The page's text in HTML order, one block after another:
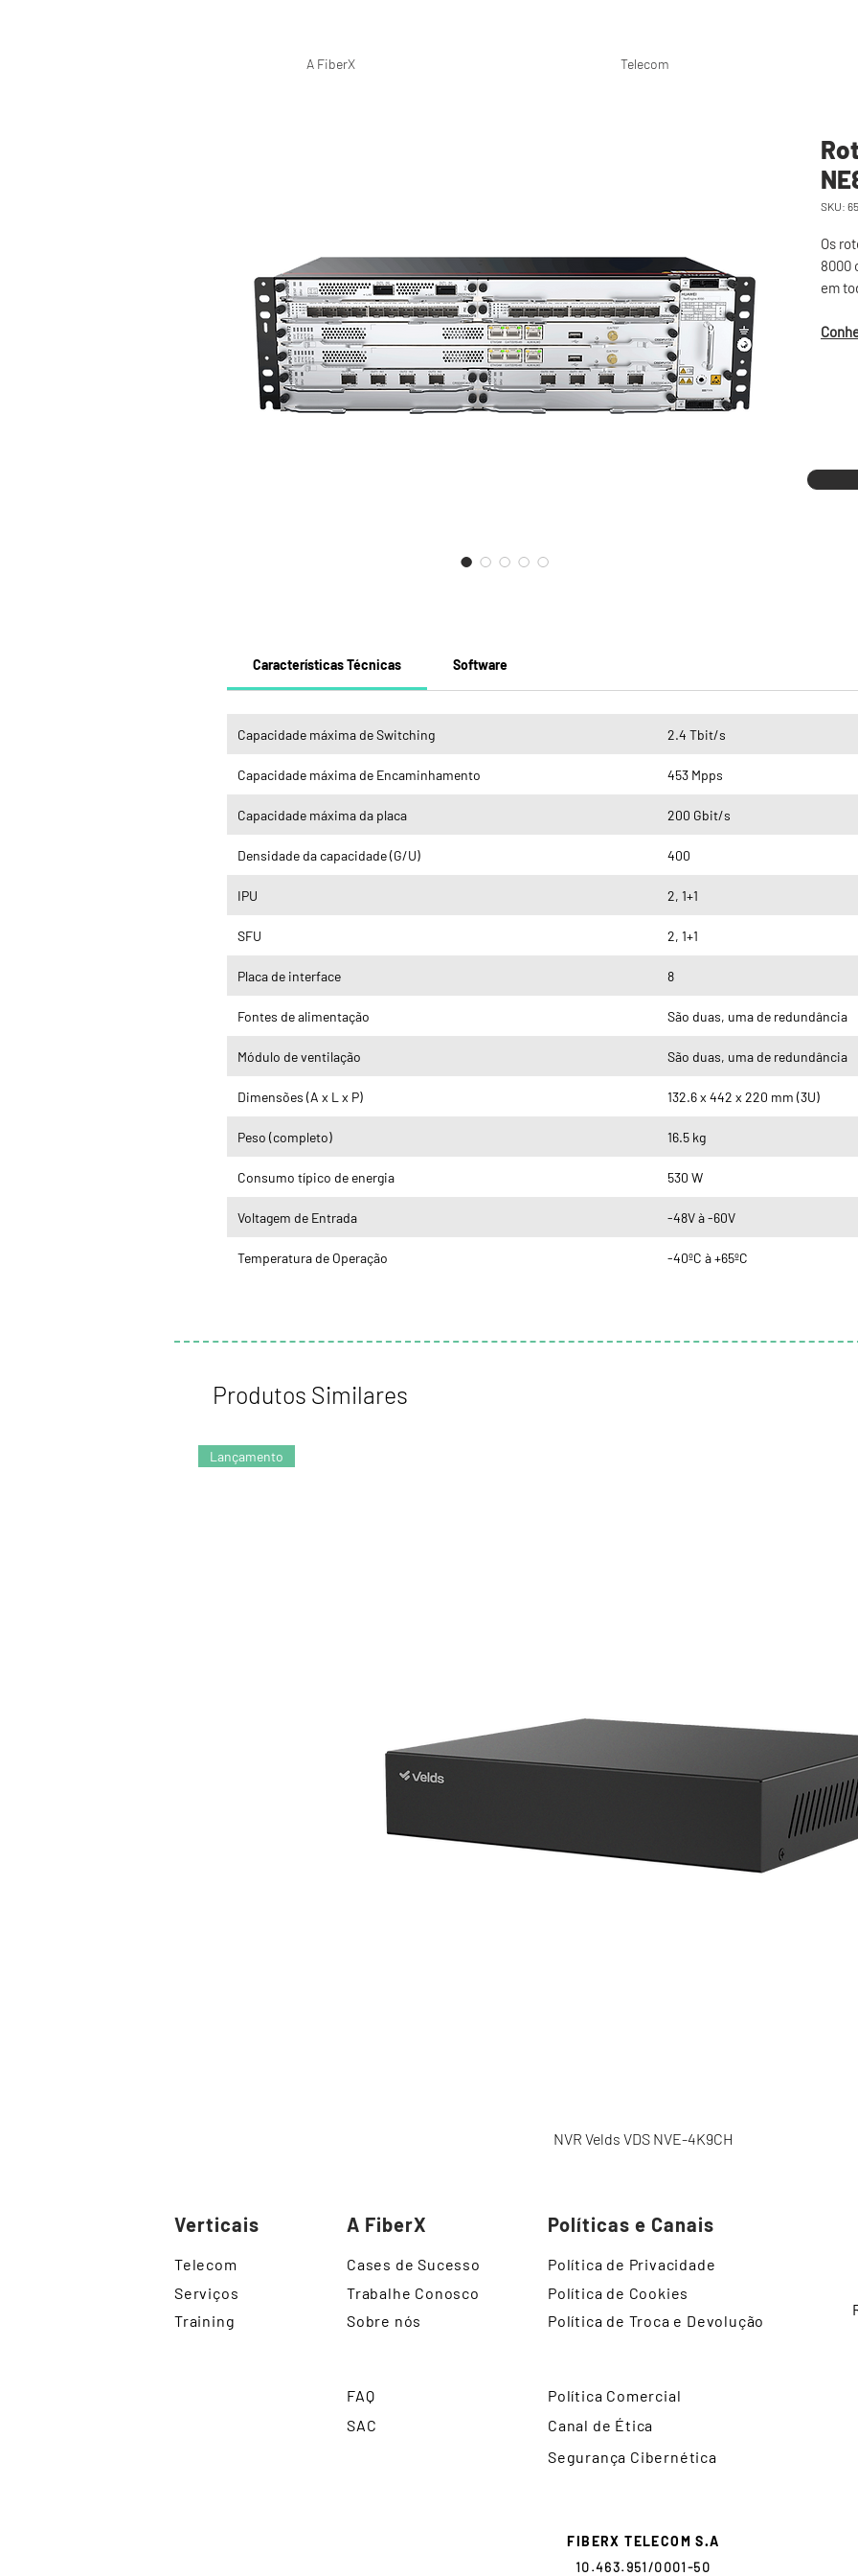
A FiberX Telecom
SKU:
Os
8000
em
Características Técnicas Software
Capacidade máxima de Switching 2.4 Tbit/s
Capacidade máxima de Encaminhamento 453 Mpps
Capacidade máxima da placa 200 Gbit/s
Densidade da capacidade (G/U) 400
IPU 2, 1+1
SFU 2, 1+1
Placa de interface 8
Fontes de alimentação São duas, uma de redundância
Módulo de ventilação São duas, uma de redundância
Dimensões (A x L x P) 132.6 x 442 x 220 mm (3U)
Peso (completo) 16.5 kg
Consumo típico de energia 530 W
Voltagem de Entrada -48V à -60V
Temperatura de Operação -40ºC à +65ºC
Produtos Similares
Lançamento
NVR Velds VDS NVE-4K9CH
Verticais A FiberX
Telecom
Serviços
Training
Cases de Sucesso
Trabalhe Conosco
Sobre nós
Políticas e Canais
Política de Privacidade
Política de Cookies
Política de Troca e Devolução
FAQ
SAC
Política Comercial
Canal de Ética
Segurança Cibernética
FIBERX TELECOM S.A
10.463.951/0001-50